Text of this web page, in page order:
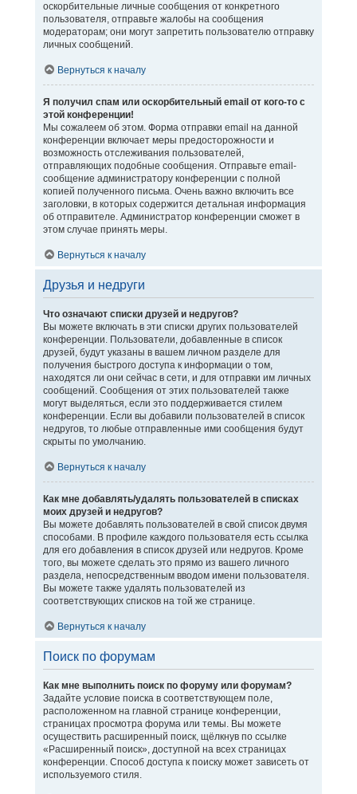
оскорбительные личные сообщения от конкретного
пользователя, отправьте жалобы на сообщения
модераторам; они могут запретить пользователю отправку
личных сообщений.
Вернуться к началу
Я получил спам или оскорбительный email от кого-то с
этой конференции!
Мы сожалеем об этом. Форма отправки email на данной
конференции включает меры предосторожности и
возможность отслеживания пользователей,
отправляющих подобные сообщения. Отправьте email-
сообщение администратору конференции с полной
копией полученного письма. Очень важно включить все
заголовки, в которых содержится детальная информация
об отправителе. Администратор конференции сможет в
этом случае принять меры.
Вернуться к началу
Друзья и недруги
Что означают списки друзей и недругов?
Вы можете включать в эти списки других пользователей
конференции. Пользователи, добавленные в список
друзей, будут указаны в вашем личном разделе для
получения быстрого доступа к информации о том,
находятся ли они сейчас в сети, и для отправки им личных
сообщений. Сообщения от этих пользователей также
могут выделяться, если это поддерживается стилем
конференции. Если вы добавили пользователей в список
недругов, то любые отправленные ими сообщения будут
скрыты по умолчанию.
Вернуться к началу
Как мне добавлять/удалять пользователей в списках
моих друзей и недругов?
Вы можете добавлять пользователей в свой список двумя
способами. В профиле каждого пользователя есть ссылка
для его добавления в список друзей или недругов. Кроме
того, вы можете сделать это прямо из вашего личного
раздела, непосредственным вводом имени пользователя.
Вы можете также удалять пользователей из
соответствующих списков на той же странице.
Вернуться к началу
Поиск по форумам
Как мне выполнить поиск по форуму или форумам?
Задайте условие поиска в соответствующем поле,
расположенном на главной странице конференции,
страницах просмотра форума или темы. Вы можете
осуществить расширенный поиск, щёлкнув по ссылке
«Расширенный поиск», доступной на всех страницах
конференции. Способ доступа к поиску может зависеть от
используемого стиля.